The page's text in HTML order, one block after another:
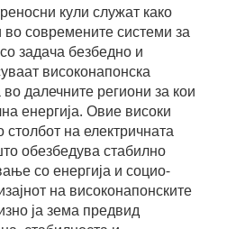
кули служат како
современите системи за
задача безбедно и
високонапонска
во далечните региони за кои
енергија. Овие високи
столбот на електричната
обезбедува стабилно
со енергија и социо-
на високонапонските
ја зема предвид